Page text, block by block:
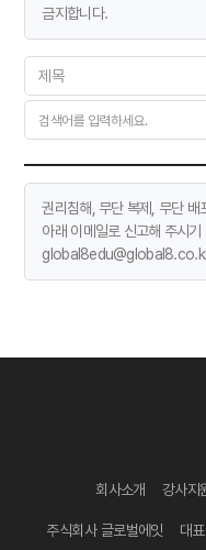
금지합니다.
권리침해, 무단 복제, 무단 배
아래 이메일로 신고해 주시
회사소개 강사지
주식회사 글로벌에잇 대